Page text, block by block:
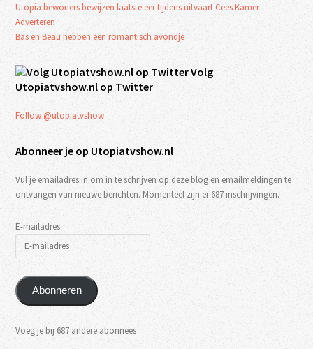
Utopia bewoners bewijzen laatste eer tijdens uitvaart Cees Kamer
Adverteren
Bas en Beau hebben een romantisch avondje
Volg
Utopiatvshow.nl op Twitter
Follow @utopiatvshow
Abonneer je op Utopiatvshow.nl
Vul je emailadres in om in te schrijven op deze blog en emailmeldingen te
ontvangen van nieuwe berichten. Momenteel zijn er 687 inschrijvingen.
E-mailadres
Abonneren
Voeg je bij 687 andere abonnees